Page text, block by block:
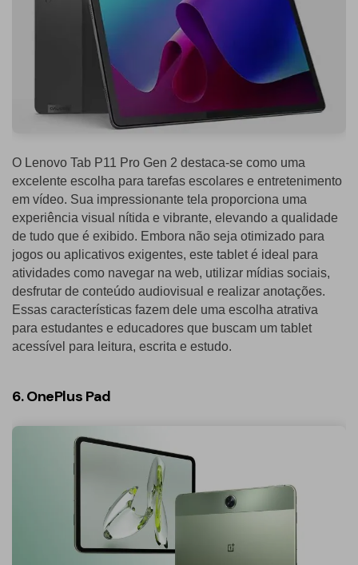
O Lenovo Tab P11 Pro Gen 2 destaca-se como uma
excelente escolha para tarefas escolares e entretenimento
em vídeo. Sua impressionante tela proporciona uma
experiência visual nítida e vibrante, elevando a qualidade
de tudo que é exibido. Embora não seja otimizado para
jogos ou aplicativos exigentes, este tablet é ideal para
atividades como navegar na web, utilizar mídias sociais,
desfrutar de conteúdo audiovisual e realizar anotações.
Essas características fazem dele uma escolha atrativa
para estudantes e educadores que buscam um tablet
acessível para leitura, escrita e estudo.
6. OnePlus Pad